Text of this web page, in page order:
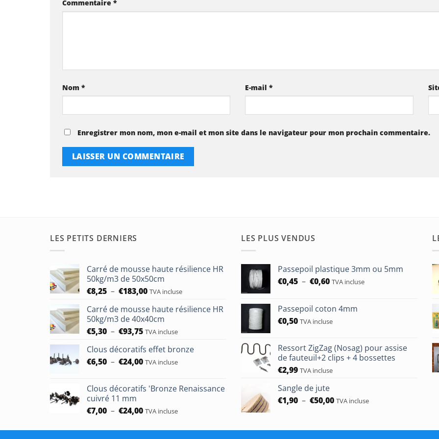
Commentaire *
Nom * E-mail*
Enregistrer mon nom, mon e-mail et mon site dans le navigateur pour mon prochain commentaire.
LES PETITS DERNIERS
Carré de mousse haute résilience HR
50kg/m3 de 50x50cm
€8,25 – €183,00Plage
prix :
€8,25
à
TVA incluse
Carré de mousse haute résilience HR
50kg/m3 de 40x40cm
€5,30 – €93,75Plage
prix :
€5,30
TVA incluse
Clous décoratifs effet bronze
€6,50 – €24,00Plage
€6,50
€24,00
TVA incluse
Clous décoratifs 'Bronze Renaissance
cuivré 11 mm
€7,00 – €24,00Plage
prix :
TVA incluse
LES PLUS VENDUS
Passepoil plastique 3mm ou 5mm
€0,45 – €0,60Plage
€0,45
à
TVA incluse
Passepoil coton 4mm
€0,50 TVA incluse
Ressort ZigZag (Nosag) pour assise
de fauteuil+2 clips + 4 bossettes
€2,99 TVA incluse
Sangle de jute
€1,90 – €50,00Plage
€1,90
TVA incluse